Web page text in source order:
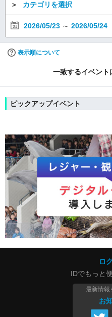
＞ カテゴリを選択
2026/05/23 ～ 2026/05/24
表示順について
一致するイベント
ピックアップイベント
ロ
IDでもっと
最新情報
お